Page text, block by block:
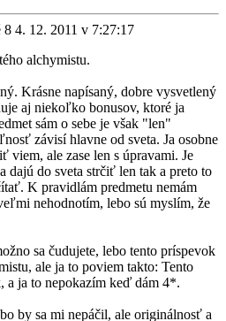
4. 12. 2011 v 7:27:17
alchymistu.
Krásne napísaný, dobre vysvetlený
aj niekoľko bonusov, ktoré ja
sám o sebe je však "len"
závisí hlavne od sveta. Ja osobne
viem, ale zase len s úpravami. Je
dajú do sveta strčiť len tak a preto to
K pravidlám predmetu nemám
nehodnotím, lebo sú myslím, že
sa čudujete, lebo tento príspevok
ale ja to poviem takto: Tento
a ja to nepokazím keď dám 4*.
by sa mi nepáčil, ale originálnosť a